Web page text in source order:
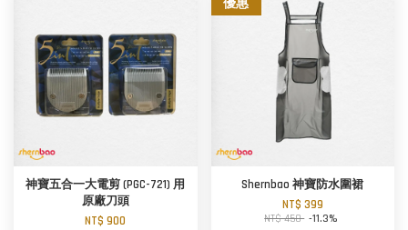
神寶五合一大電剪 (PGC-721) 用
原廠刀頭
NT$ 900
優惠
Shernbao 神寶防水圍裙
NT$ 399
NT$ 450 -11.3%